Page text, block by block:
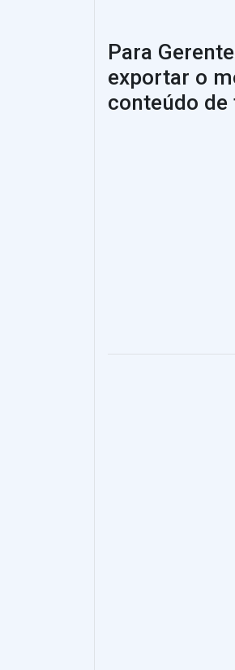
Para
exportar o
conteúdo de